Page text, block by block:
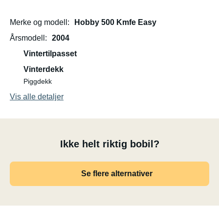
Merke og modell
Hobby 500 Kmfe Easy
Årsmodell
2004
Vintertilpasset
Vinterdekk
Piggdekk
Vis alle detaljer
Ikke helt riktig bobil?
Se flere alternativer